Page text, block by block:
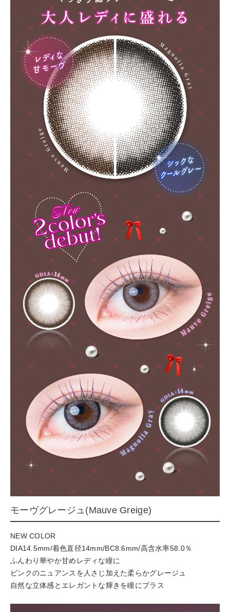
モーヴグレージュ(Mauve Greige)
NEW COLOR
DIA14.5mm/着色直径14mm/BC8.6mm/高含水率58.0％
ふんわり華やか甘めレディな瞳に
ピンクのニュアンスを人さじ加えた柔らかグレージュ
自然な立体感とエレガントな輝きを瞳にプラス